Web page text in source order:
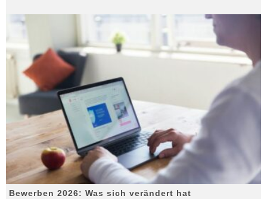
Bewerben 2026: Was sich verändert hat